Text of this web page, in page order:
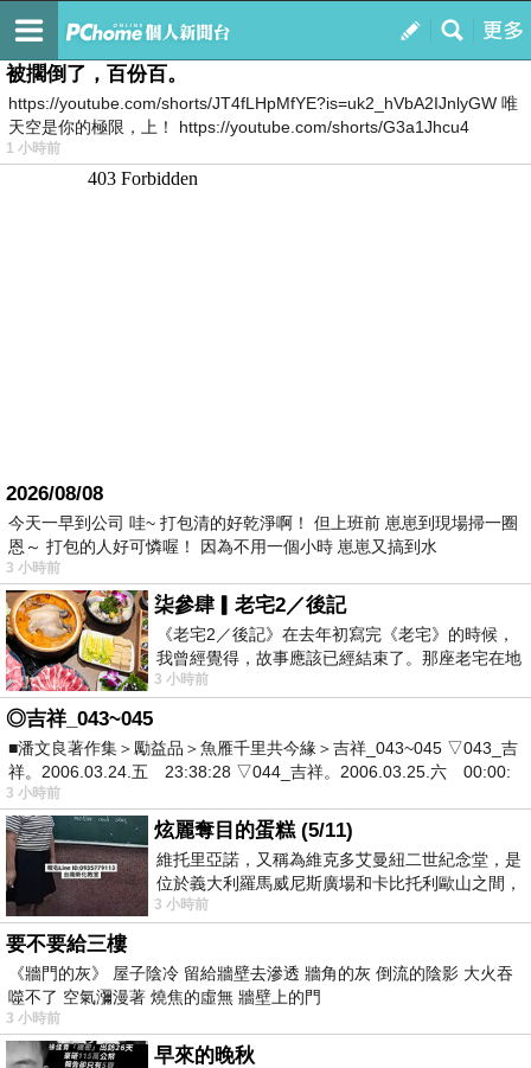
我的
最新文章
被擱倒了，百份百。
https://youtube.com/shorts/JT4fLHpMfYE?is=uk2_hVbA2IJnlyGW 唯
天空是你的極限，上！ https://youtube.com/shorts/G3a1Jhcu4
1 小時前
2026/08/08
今天一早到公司 哇~ 打包清的好乾淨啊！ 但上班前 崽崽到現場掃一圈
恩～ 打包的人好可憐喔！ 因為不用一個小時 崽崽又搞到水
3 小時前
柒參肆▎老宅2／後記
《老宅2／後記》在去年初寫完《老宅》的時候，
我曾經覺得，故事應該已經結束了。那座老宅在地
震中倒塌，七個人終於離開那片黑暗，
3 小時前
◎吉祥_043~045
■潘文良著作集＞勵益品＞魚雁千里共今緣＞吉祥_043~045 ▽043_吉
祥。2006.03.24.五 23:38:28 ▽044_吉祥。2006.03.25.六 00:00:
3 小時前
炫麗奪目的蛋糕 (5/11)
維托里亞諾，又稱為維克多艾曼紐二世紀念堂，是
位於義大利羅馬威尼斯廣場和卡比托利歐山之間，
用以紀念統一義大利統一後的的第一位國
3 小時前
要不要給三樓
《牆門的灰》 屋子陰冷 留給牆壁去滲透 牆角的灰 倒流的陰影 大火吞
噬不了 空氣瀰漫著 燒焦的虛無 牆壁上的門
3 小時前
早來的晚秋